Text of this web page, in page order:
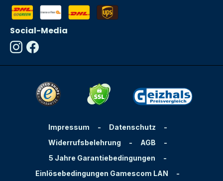
Social-Media
Impressum - Datenschutz
-
Widerrufsbelehrung
- AGB
-
5 Jahre Garantiebedingungen
-
Einlösebedingungen Gamescom LAN
-